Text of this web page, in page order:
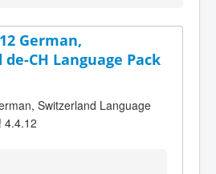
German,
CH Language Pack
Switzerland Language
4.4.12